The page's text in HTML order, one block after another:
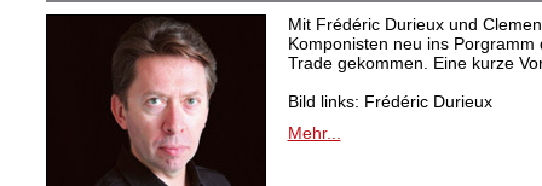
Mit Frédéric Durieux und
Komponisten neu ins
Trade gekommen. Eine kurze
Bild links: Frédéric Durieux
Mehr...